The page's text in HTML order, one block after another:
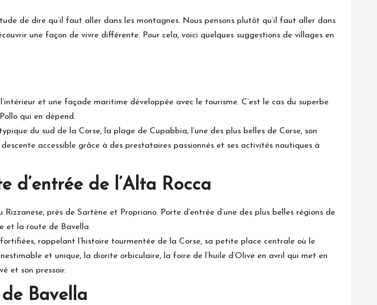
de dire qu’il faut aller dans les montagnes. Nous pensons plutôt qu’il faut aller dans
une façon de vivre différente. Pour cela, voici quelques suggestions de villages en
et une façade maritime développée avec le tourisme. C’est le cas du superbe
qui en dépend.
du sud de la Corse, la plage de Cupabbia, l’une des plus belles de Corse, son
accessible grâce à des prestataires passionnés et ses activités nautiques à
d’entrée de l’Alta Rocca
près de Sartène et Propriano. Porte d’entrée d’une des plus belles régions de
et la route de Bavella.
rappelant l’histoire tourmentée de la Corse, sa petite place centrale où le
et unique, la diorite orbiculaire, la foire de l’huile d’Olive en avril qui met en
et son pressoir.
Bavella